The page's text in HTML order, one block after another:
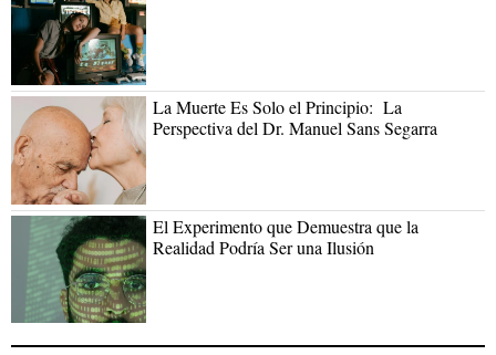
La Muerte Es Solo el Principio: La
Perspectiva del Dr. Manuel Sans Segarra
El Experimento que Demuestra que la
Realidad Podría Ser una Ilusión